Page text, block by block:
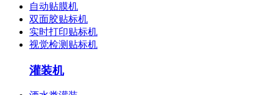
自动贴膜机
双面胶贴标机
实时打印贴标机
视觉检测贴标机
灌装机